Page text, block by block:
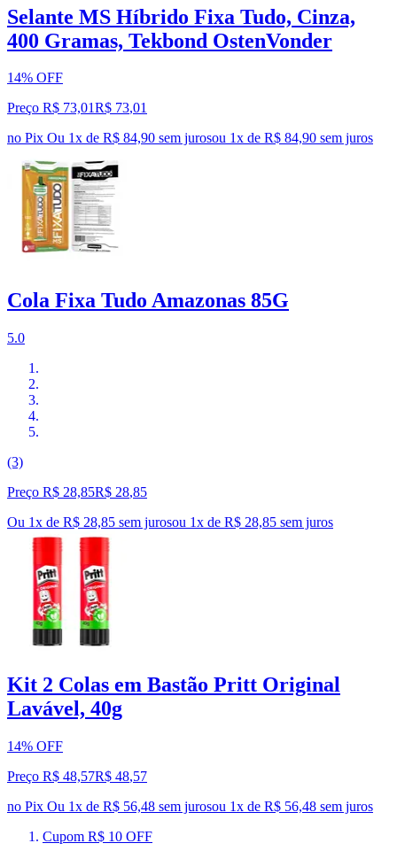
Selante MS Híbrido Fixa Tudo, Cinza,
400 Gramas, Tekbond OstenVonder
14% OFF
Preço R$ 73,01R$ 73,01
no Pix Ou 1x de R$ 84,90 sem jurosou 1x de R$ 84,90 sem juros
Cola Fixa Tudo Amazonas 85G
5.0
(3)
Preço R$ 28,85R$ 28,85
Ou 1x de R$ 28,85 sem jurosou 1x de R$ 28,85 sem juros
Kit 2 Colas em Bastão Pritt Original
Lavável, 40g
14% OFF
Preço R$ 48,57R$ 48,57
no Pix Ou 1x de R$ 56,48 sem jurosou 1x de R$ 56,48 sem juros
Cupom R$ 10 OFF